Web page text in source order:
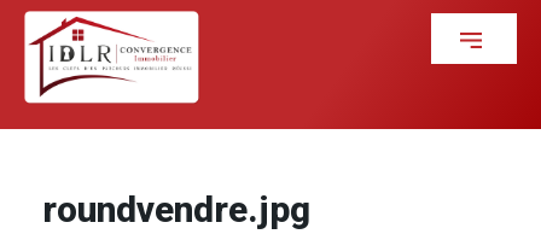
roundvendre.jpg